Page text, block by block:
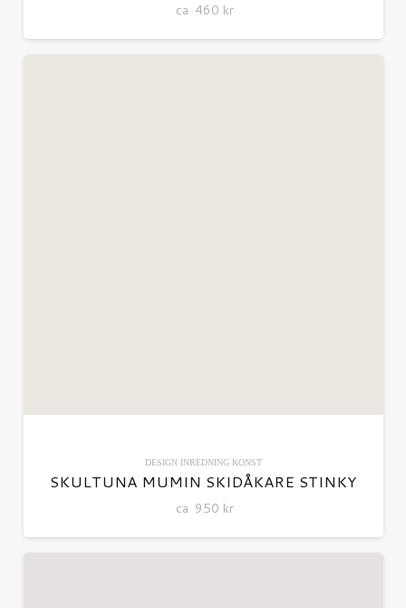
ca 460 kr
DESIGN INREDNING KONST
SKULTUNA MUMIN SKIDÅKARE STINKY
ca 950 kr